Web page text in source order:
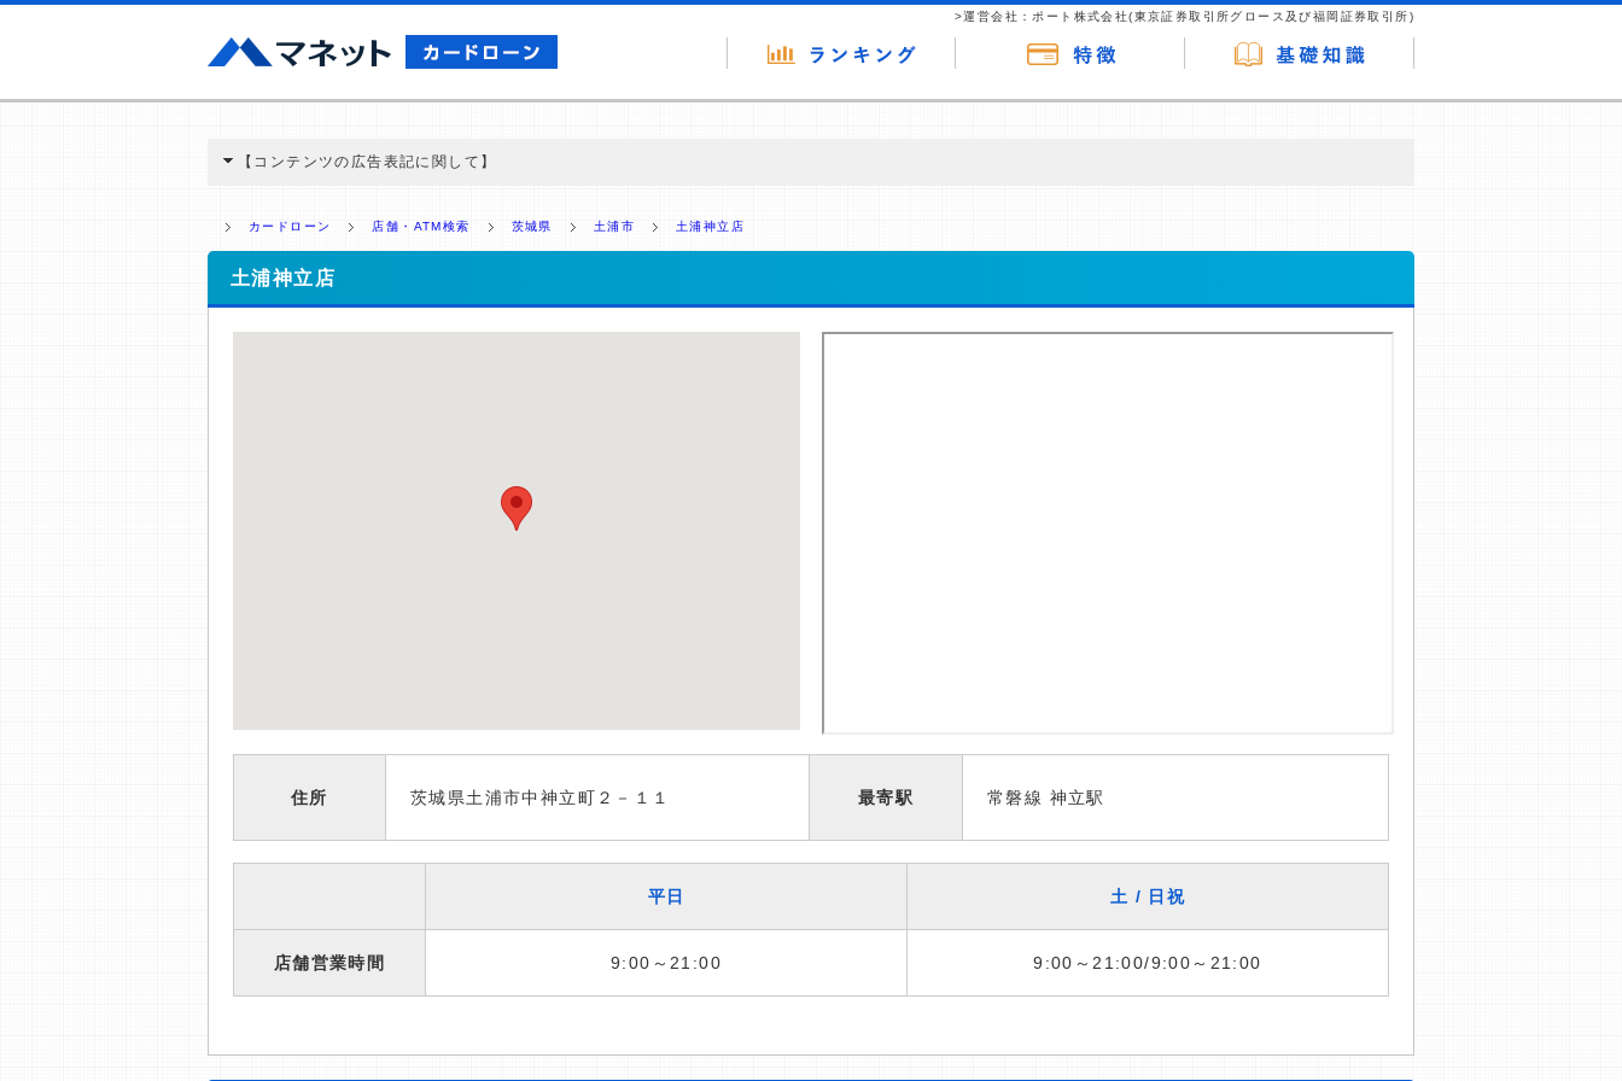
>運営会社：ポート株式会社(東京証券取引所グロース及び福岡証券取引所)
【コンテンツの広告表記に関して】
ミ収集などに基づき、公平性を担保した情報提供を行っています。
>提携企業一覧
カードローン 店舗・ATM検索 茨城県 土浦市 土浦神立店
土浦神立店
住所 茨城県土浦市中神立町２－１１ 最寄駅 常磐線 神立駅
平日 土 / 日祝
店舗営業時間 9:00～21:00 9:00～21:00/9:00～21:00